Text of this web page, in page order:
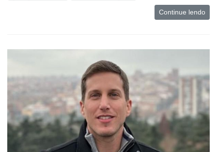
Continue lendo